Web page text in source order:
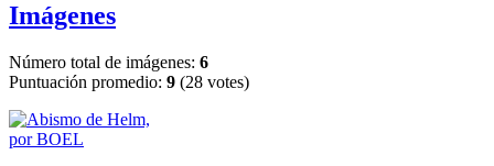
Imágenes
Número total de imágenes: 6
Puntuación promedio: 9 (28 votes)